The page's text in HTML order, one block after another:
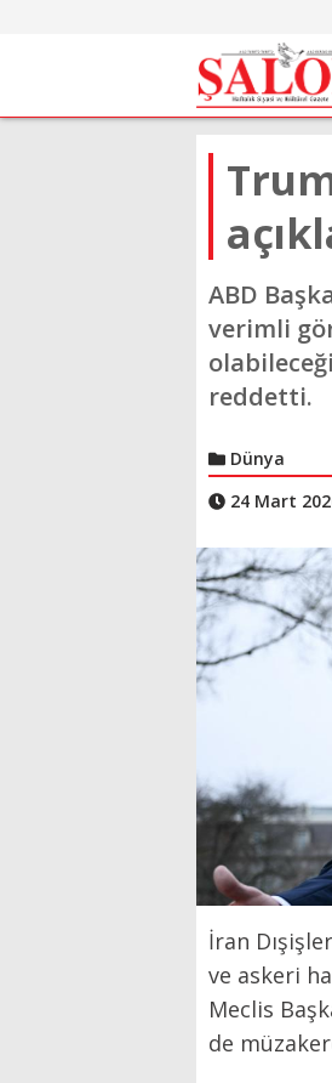
ABD
verimli
reddetti.
Dünya
24 Mart
İran
ve askeri
Meclis
de